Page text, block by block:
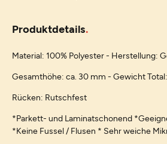
Produktdetails
Material: 100% Polyester - Herstellung:
Gesamthöhe: ca. 30 mm - Gewicht
Rücken: Rutschfest
*Parkett- und Laminatschonend
*Keine Fussel / Flusen * Sehr weiche